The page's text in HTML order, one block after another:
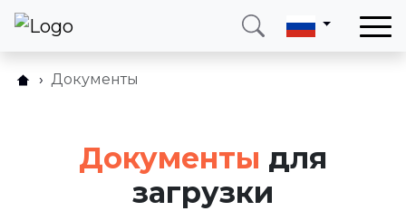
Позвоните мне
Телефон
+38 (066) 002 90 99
Электронная почта
ukraine@neotax.eu
Документы для загрузки
Документы
Документы для
загрузки